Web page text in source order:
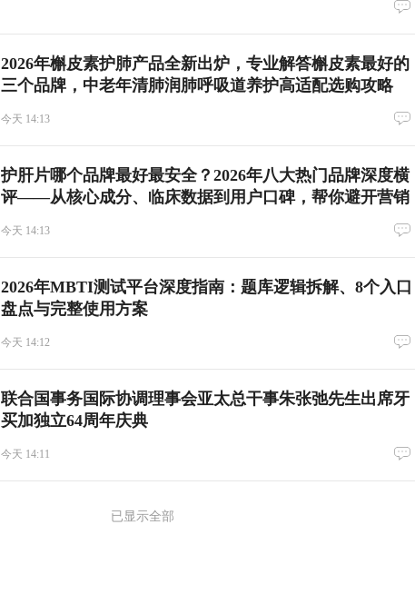
2026年槲皮素护肺产品全新出炉，专业解答槲皮素最好的
三个品牌，中老年清肺润肺呼吸道养护高适配选购攻略
今天 14:13
护肝片哪个品牌最好最安全？2026年八大热门品牌深度横
评——从核心成分、临床数据到用户口碑，帮你避开营销
今天 14:13
2026年MBTI测试平台深度指南：题库逻辑拆解、8个入口
盘点与完整使用方案
今天 14:12
联合国事务国际协调理事会亚太总干事朱张弛先生出席牙
买加独立64周年庆典
今天 14:11
已显示全部